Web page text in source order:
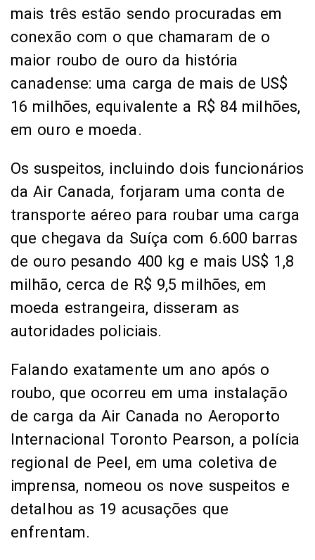
mais três estão sendo procuradas em
conexão com o que chamaram de o
maior roubo de ouro da história
canadense: uma carga de mais de US$
16 milhões, equivalente a R$ 84 milhões,
em ouro e moeda.
Os suspeitos, incluindo dois funcionários
da Air Canada, forjaram uma conta de
transporte aéreo para roubar uma carga
que chegava da Suíça com 6.600 barras
de ouro pesando 400 kg e mais US$ 1,8
milhão, cerca de R$ 9,5 milhões, em
moeda estrangeira, disseram as
autoridades policiais.
Falando exatamente um ano após o
roubo, que ocorreu em uma instalação
de carga da Air Canada no Aeroporto
Internacional Toronto Pearson, a polícia
regional de Peel, em uma coletiva de
imprensa, nomeou os nove suspeitos e
detalhou as 19 acusações que
enfrentam.